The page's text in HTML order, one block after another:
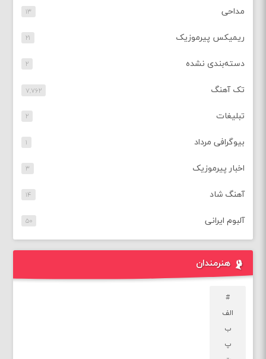
مداحی ۱۳
ریمیکس پیرموزیک ۲۱
دسته‌بندی نشده ۲
تک آهنگ ۷,۷۶۲
تبلیغات ۲
بیوگرافی مرداد ۱
اخبار پیرموزیک ۳
آهنگ شاد ۱۴
آلبوم ایرانی ۵۰
هنرمندان
#
الف
ب
پ